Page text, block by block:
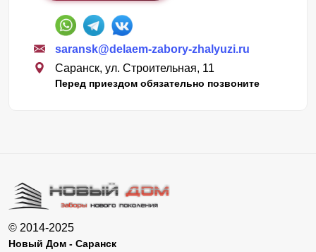
saransk@delaem-zabory-zhalyuzi.ru
Саранск, ул. Строительная, 11
Перед приездом обязательно позвоните
© 2014-2025
Новый Дом - Саранск